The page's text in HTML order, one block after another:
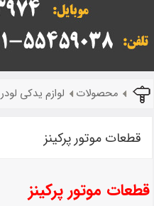
محصولات لوازم یدکی لودر
قطعات موتور پرکینز
قطعات موتور پرکینز